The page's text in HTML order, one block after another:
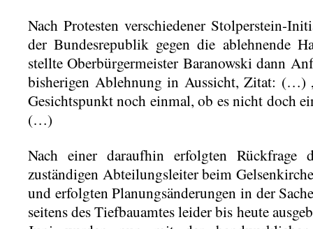
Nach Protesten verschiedener Stolperstein-
der Bundesrepublik gegen die ablehnende
stellte Oberbürgermeister Baranowski dann
bisherigen Ablehnung in Aussicht, Zitat: (…)
Gesichtspunkt noch einmal, ob es nicht doch
(…)
Nach einer daraufhin erfolgten Rückfrage
zuständigen Abteilungsleiter beim
und erfolgten Planungsänderungen in der
seitens des Tiefbauamtes leider bis heute